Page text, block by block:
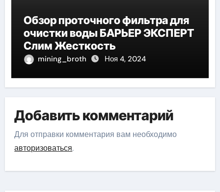
Обзор проточного фильтра для
очистки воды БАРЬЕР ЭКСПЕРТ
Слим Жесткость
mining_broth Ноя 4, 2024
Добавить комментарий
Для отправки комментария вам необходимо
авторизоваться.